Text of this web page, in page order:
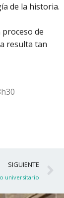
de la historia.
de
resulta tan
SIGUIENTE
universitario